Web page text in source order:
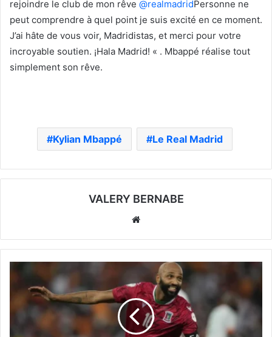
rejoindre le club de mon rêve @realmadridPersonne ne
peut comprendre à quel point je suis excité en ce moment.
J’ai hâte de vous voir, Madridistas, et merci pour votre
incroyable soutien. ¡Hala Madrid! « . Mbappé réalise tout
simplement son rêve.
Kylian Mbappé Le Real Madrid
VALERY BERNABE